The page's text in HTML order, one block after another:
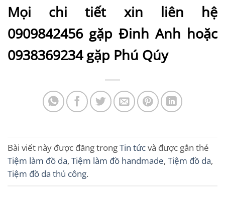
Mọi chi tiết xin liên hệ
0909842456 gặp Đinh Anh hoặc
0938369234 gặp Phú Qúy
Bài viết này được đăng trongTin tứcvà được gắn thẻ
Tiệm làm đồ da, Tiệm làm đồ handmade, Tiệm đồ da,
Tiệm đồ da thủ công.